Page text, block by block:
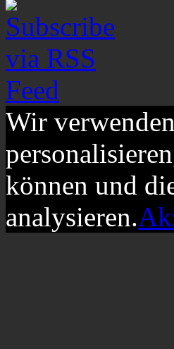
Wir
können und
analysieren.